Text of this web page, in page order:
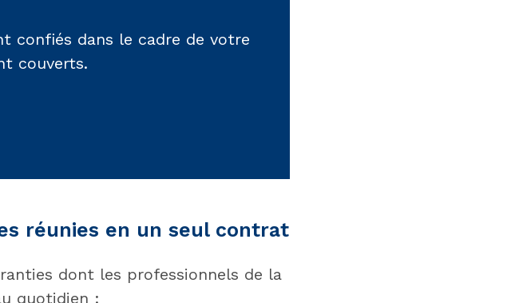
confiés dans le cadre de votre
couverts.
réunies en un seul contrat
dont les professionnels de la
quotidien :